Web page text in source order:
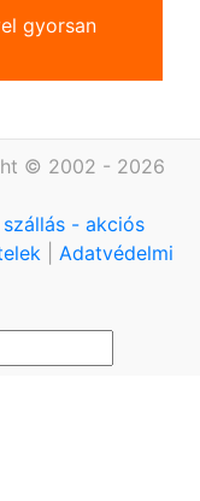
gyorsan
© 2002 - 2026
- akciós
Adatvédelmi